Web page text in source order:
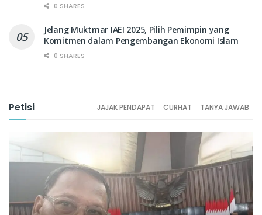
0 SHARES
Jelang Muktmar IAEI 2025, Pilih Pemimpin yang
Komitmen dalam Pengembangan Ekonomi Islam
0 SHARES
Petisi JAJAK PENDAPAT CURHAT TANYA JAWAB